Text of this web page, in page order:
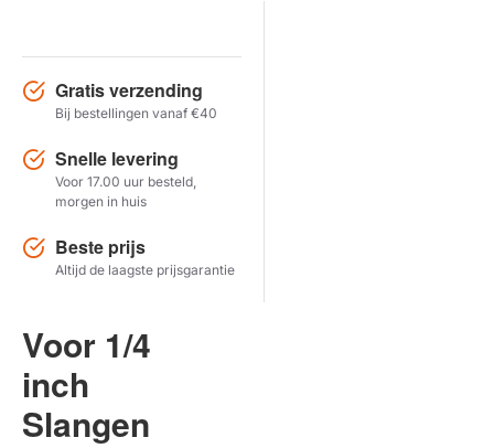
Model
Herstel zoekopdracht
Gratis verzending
Bij bestellingen vanaf €40
Snelle levering
Voor 17.00 uur besteld,
morgen in huis
Beste prijs
Altijd de laagste prijsgarantie
Voor 1/4
inch
Slangen